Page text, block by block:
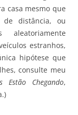
casa mesmo que
de distância, ou
estranhos,
hipótese que
consulte meu
Estão Chegando,